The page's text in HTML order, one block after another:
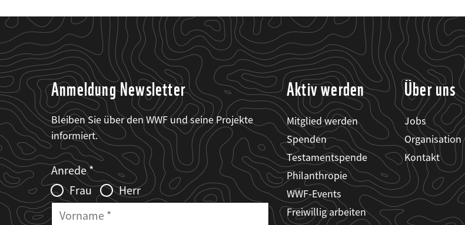
Anmeldung Newsletter
Bleiben Sie über den WWF und seine Projekte
informiert.
Web2Case
Infofelder
Fieldset
anrede_name
Anrede
Frau
Herr
Vorname
Aktiv werden
Mitglied werden
Spenden
Testamentspende
Philanthropie
WWF-Events
Freiwillig arbeiten
Über uns
Jobs
Organisation
Kontakt